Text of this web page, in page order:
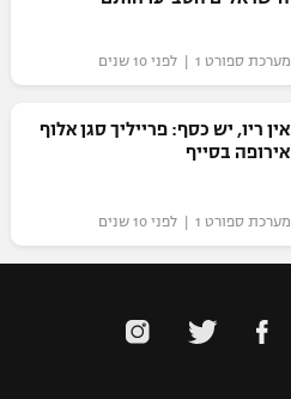
מערכת ספורט 1 | לפני 10 שנים
אין ריו, יש כסף: פרייליך סגן אלוף
אירופה בסייף
מערכת ספורט 1 | לפני 10 שנים